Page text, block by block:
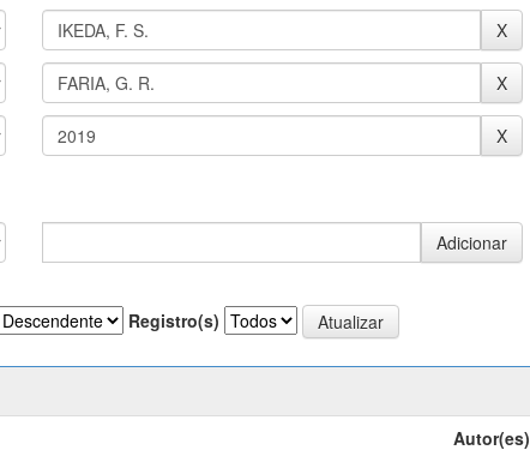
Registro(s)
Autor(es)